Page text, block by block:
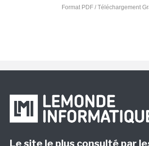
Format PDF / Téléchargement
Le site le plus consulté par